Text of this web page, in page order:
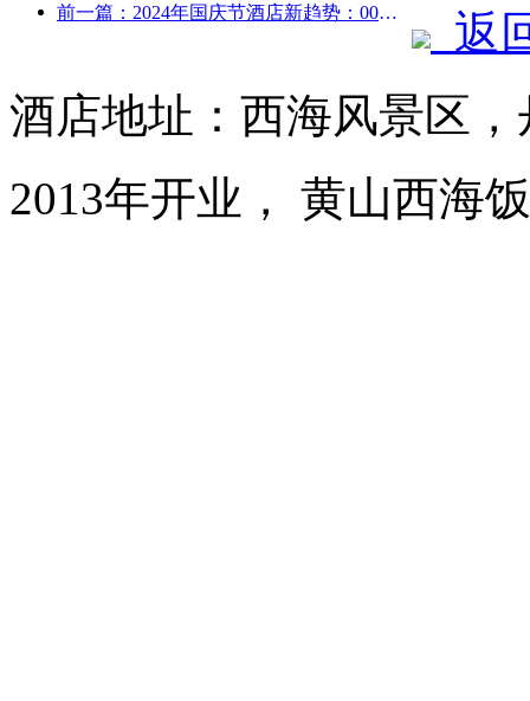
前一篇：2024年国庆节酒店新趋势：00后穿汉服住“国宾馆”喝茶学书法 彰显文化自信
返
酒店地址：西海风景区
2013年开业， 黄山西